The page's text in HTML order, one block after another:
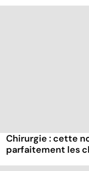
Chirurgie : cette
parfaitement les